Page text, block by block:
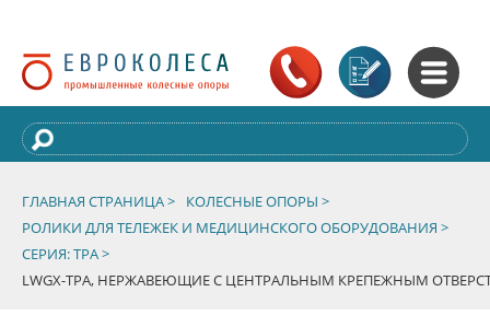
ГЛАВНАЯ СТРАНИЦА >
КОЛЕСНЫЕ ОПОРЫ >
РОЛИКИ ДЛЯ ТЕЛЕЖЕК И МЕДИЦИНСКОГО ОБОРУДОВАНИЯ >
СЕРИЯ: TPA >
LWGX-TPA, НЕРЖАВЕЮЩИЕ С ЦЕНТРАЛЬНЫМ КРЕПЕЖНЫМ